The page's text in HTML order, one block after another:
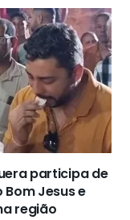
participa de
Jesus e
região